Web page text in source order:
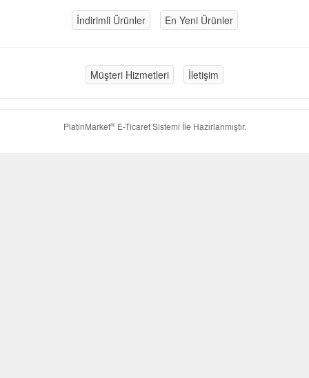
İndirimli Ürünler En Yeni Ürünler
Müşteri Hizmetleri İletişim
PlatinMarket®E-Ticaret Sistemi İle Hazırlanmıştır.